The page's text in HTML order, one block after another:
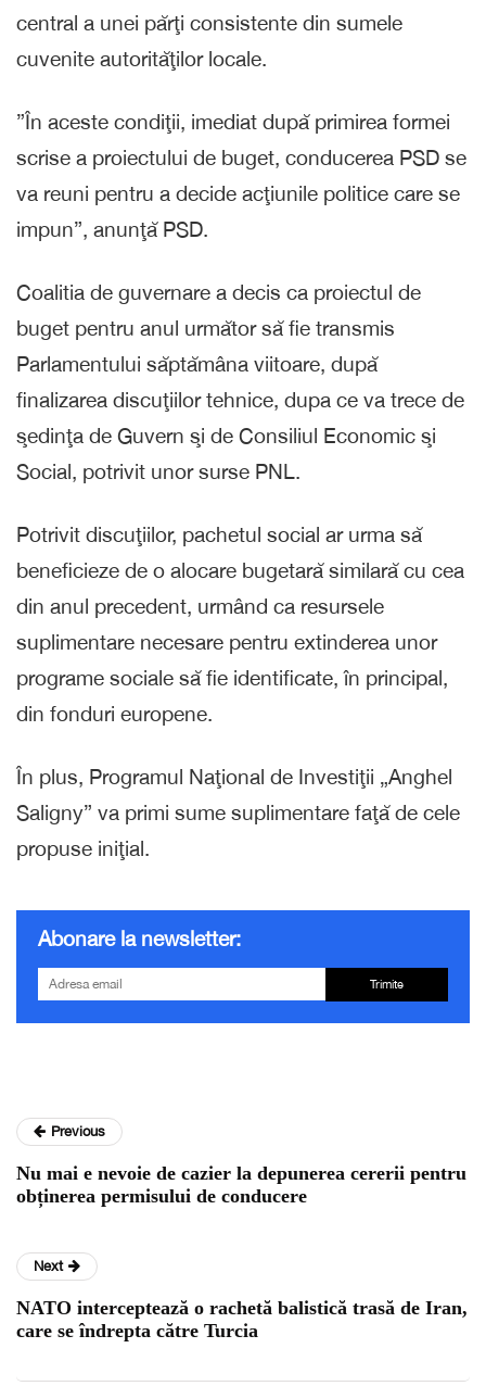
central a unei părţi consistente din sumele
cuvenite autorităţilor locale.
”În aceste condiţii, imediat după primirea formei
scrise a proiectului de buget, conducerea PSD se
va reuni pentru a decide acţiunile politice care se
impun”, anunţă PSD.
Coalitia de guvernare a decis ca proiectul de
buget pentru anul următor să fie transmis
Parlamentului săptămâna viitoare, după
finalizarea discuţiilor tehnice, dupa ce va trece de
şedinţa de Guvern şi de Consiliul Economic şi
Social, potrivit unor surse PNL.
Potrivit discuţiilor, pachetul social ar urma să
beneficieze de o alocare bugetară similară cu cea
din anul precedent, urmând ca resursele
suplimentare necesare pentru extinderea unor
programe sociale să fie identificate, în principal,
din fonduri europene.
În plus, Programul Naţional de Investiţii „Anghel
Saligny” va primi sume suplimentare faţă de cele
propuse iniţial.
Abonare la newsletter:
Trimite
Previous
Nu mai e nevoie de cazier la depunerea cererii pentru
obținerea permisului de conducere
Next
NATO interceptează o rachetă balistică trasă de Iran,
care se îndrepta către Turcia